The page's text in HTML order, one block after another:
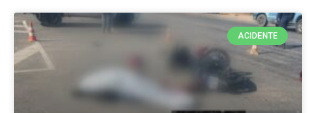
ACIDENTE